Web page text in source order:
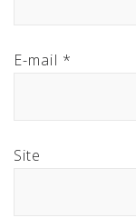
E-mail *
Site